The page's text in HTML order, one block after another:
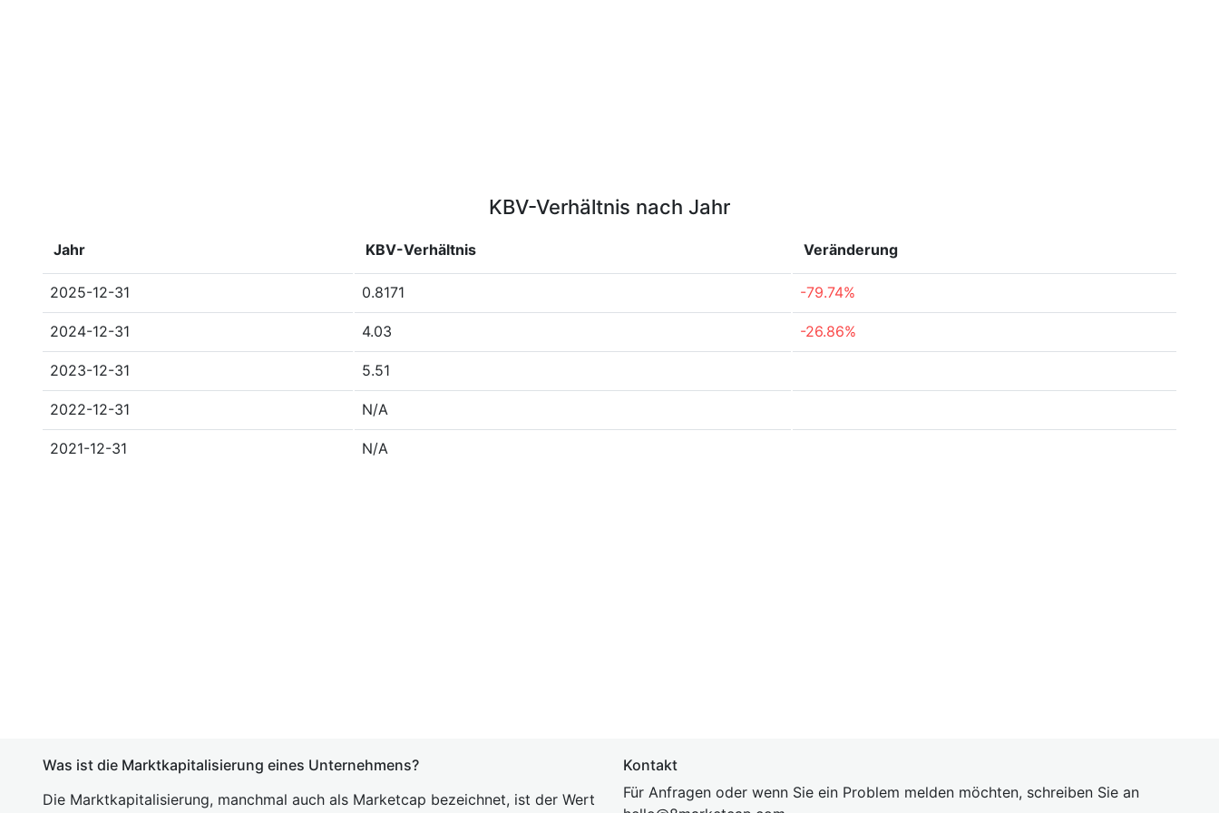
KBV-Verhältnis nach Jahr
Jahr KBV-Verhältnis Veränderung
2025-12-31 0.8171 -79.74%
2024-12-31 4.03 -26.86%
2023-12-31 5.51
2022-12-31 N/A
2021-12-31 N/A
Was ist die Marktkapitalisierung eines Unternehmens?
Die Marktkapitalisierung, manchmal auch als Marketcap bezeichnet, ist der Wert
Kontakt
Für Anfragen oder wenn Sie ein Problem melden möchten, schreiben Sie an